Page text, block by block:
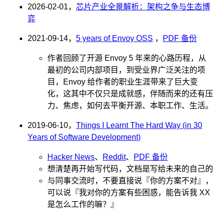
2026-02-01， 芯片产业全景解析：架构之争与生态博
弈
2021-09-14， 5 years of Envoy OSS ， PDF 备份
作者回顾了开源 Envoy 5 年来的心路历程，从
最初的公司内部项目，到受业界广泛关注的项
目，Envoy 给作者的职业生涯带来了巨大变
化，这其中不仅只是成就感，伴随而来的还有压
力、焦虑，如何去平衡开源、本职工作、生活。
2019-06-10， Things I Learnt The Hard Way (in 30
Years of Software Development)
Hacker News、 Reddit、
PDF 备份
想清楚再开始写代码，文档是写给未来的自己的
与同事交流时，不要直接说『你的方案不对』，
可以说『我对你的方案有些困惑，能告诉我 XX
是怎么工作的嘛？』